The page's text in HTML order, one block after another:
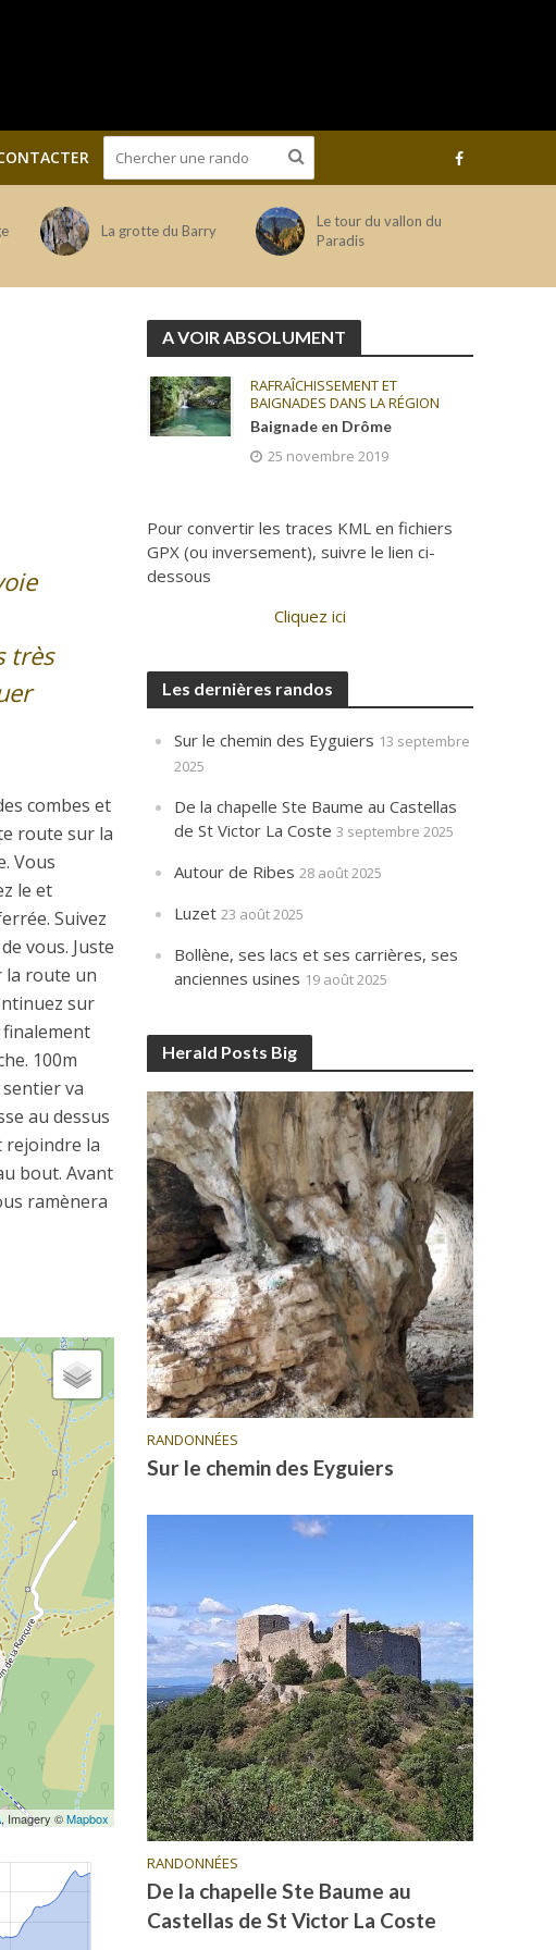
La grotte du Barry
Le tour du vallon du
Paradis
très
combes et
route sur la
Vous
le et
Suivez
vous. Juste
la route un
sur
finalement
100m
va
au dessus
rejoindre la
bout. Avant
ramènera
, Imagery ©Mapbox
A VOIR ABSOLUMENT
RAFRAÎCHISSEMENT ET
BAIGNADES DANS LA RÉGION
Baignade en Drôme
25 novembre 2019
Pour convertir les traces KML en fichiers
GPX (ou inversement), suivre le lien ci-
dessous
Cliquez ici
Les dernières randos
Sur le chemin des Eyguiers 13 septembre
2025
De la chapelle Ste Baume au Castellas
de St Victor La Coste 3 septembre 2025
Autour de Ribes 28 août 2025
Luzet 23 août 2025
Bollène, ses lacs et ses carrières, ses
anciennes usines 19 août 2025
Herald Posts Big
RANDONNÉES
Sur le chemin des Eyguiers
RANDONNÉES
De la chapelle Ste Baume au
Castellas de St Victor La Coste